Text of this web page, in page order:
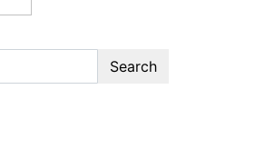
Search